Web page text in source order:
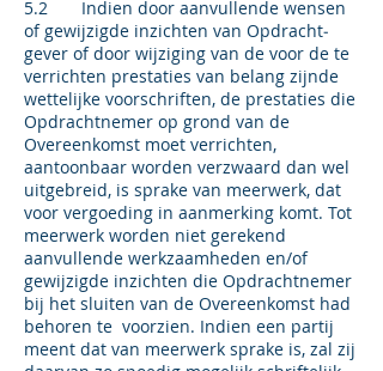
5.2 Indien door aanvullende wensen
of gewijzigde inzichten van Opdracht­
gever of door wijziging van de voor de te
verrichten prestaties van belang zijnde
wettelijke voorschriften, de prestaties die
Opdrachtnemer op grond van de
Overeenkomst moet verrichten,
aantoonbaar worden verzwaard dan wel
uitgebreid, is sprake van meer­werk, dat
voor vergoeding in aanmerking komt. Tot
meerwerk worden niet gerekend
aanvullende werkzaamheden en/of
gewijzigde inzichten die Opdrachtnemer
bij het sluiten van de Overeenkomst had
behoren te voorzien. Indien een partij
meent dat van meerwerk sprake is, zal zij